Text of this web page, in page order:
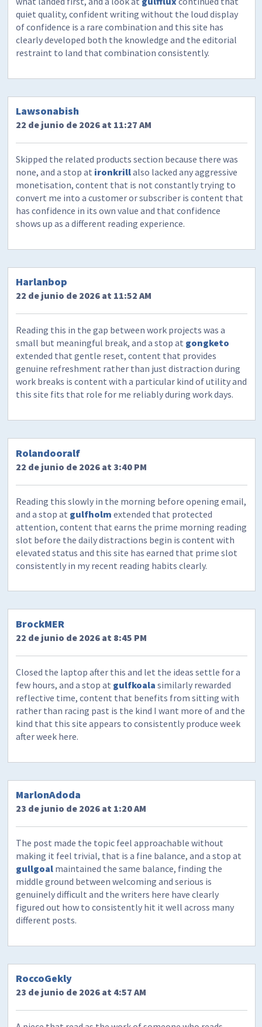
quiet quality, confident writing without the loud display
of confidence is a rare combination and this site has
clearly developed both the knowledge and the editorial
restraint to land that combination consistently.
Lawsonabish
22 de junio de 2026 at 11:27 AM
Skipped the related products section because there was
none, and a stop at ironkrillalso lacked any aggressive
monetisation, content that is not constantly trying to
convert me into a customer or subscriber is content that
has confidence in its own value and that confidence
shows up as a different reading experience.
Harlanbop
22 de junio de 2026 at 11:52 AM
Reading this in the gap between work projects was a
small but meaningful break, and a stop at gongketo
extended that gentle reset, content that provides
genuine refreshment rather than just distraction during
work breaks is content with a particular kind of utility and
this site fits that role for me reliably during work days.
Rolandooralf
22 de junio de 2026 at 3:40 PM
Reading this slowly in the morning before opening email,
and a stop at gulfholm extended that protected
attention, content that earns the prime morning reading
slot before the daily distractions begin is content with
elevated status and this site has earned that prime slot
consistently in my recent reading habits clearly.
BrockMER
22 de junio de 2026 at 8:45 PM
Closed the laptop after this and let the ideas settle for a
few hours, and a stop at gulfkoala similarly rewarded
reflective time, content that benefits from sitting with
rather than racing past is the kind I want more of and the
kind that this site appears to consistently produce week
after week here.
MarlonAdoda
23 de junio de 2026 at 1:20 AM
The post made the topic feel approachable without
making it feel trivial, that is a fine balance, and a stop at
gullgoal maintained the same balance, finding the
middle ground between welcoming and serious is
genuinely difficult and the writers here have clearly
figured out how to consistently hit it well across many
different posts.
RoccoGekly
23 de junio de 2026 at 4:57 AM